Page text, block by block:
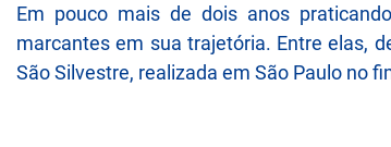
Em pouco mais de dois anos
marcantes em sua trajetória. Entre elas,
São Silvestre, realizada em São Paulo no